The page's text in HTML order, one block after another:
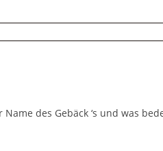
Name des Gebäck ‘s und was